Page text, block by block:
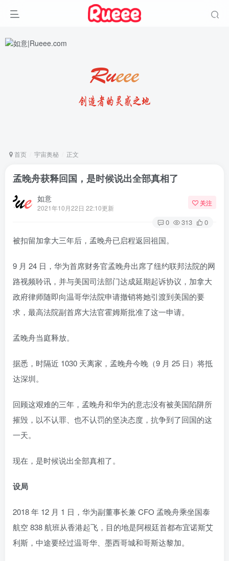
首页 宇宙奥秘 正文
孟晚舟获释回国，是时候说出全部真相了
如意
2021年10月22日 22:10更新
关注
0 313 0
被扣留加拿大三年后，孟晚舟已启程返回祖国。
9 月 24 日，华为首席财务官孟晚舟出席了纽约联邦法院的网
路视频聆讯，并与美国司法部门达成延期起诉协议，加拿大
政府律师随即向温哥华法院申请撤销将她引渡到美国的要
求，最高法院副首席大法官霍姆斯批准了这一申请。
孟晚舟当庭释放。
据悉，时隔近 1030 天离家，孟晚舟今晚（9 月 25 日）将抵
达深圳。
回顾这艰难的三年，孟晚舟和华为的意志没有被美国陷阱所
摧毁，以不认罪、也不认罚的坚决态度，抗争到了回国的这
一天。
现在，是时候说出全部真相了。
设局
2018 年 12 月 1 日，华为副董事长兼 CFO 孟晚舟乘坐国泰
航空 838 航班从香港起飞，目的地是阿根廷首都布宜诺斯艾
利斯，中途要经过温哥华、墨西哥城和哥斯达黎加。